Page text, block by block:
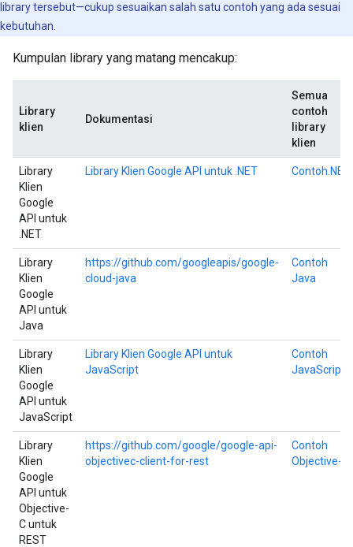
library tersebut—cukup sesuaikan salah satu contoh yang ada sesuai
kebutuhan.
Kumpulan library yang matang mencakup:
Library
klien
Dokumentasi
Semua
contoh
library
klien
Library
Klien
Google
API untuk
.NET
Library Klien Google API untuk .NET Contoh.NET
Library
Klien
Google
API untuk
Java
https://github.com/googleapis/google-
cloud-java
Contoh
Java
Library
Klien
Google
API untuk
JavaScript
Library Klien Google API untuk
JavaScript
Contoh
JavaScript
Library
Klien
Google
API untuk
Objective-
C untuk
REST
https://github.com/google/google-api-
objectivec-client-for-rest
Contoh
Objective-C